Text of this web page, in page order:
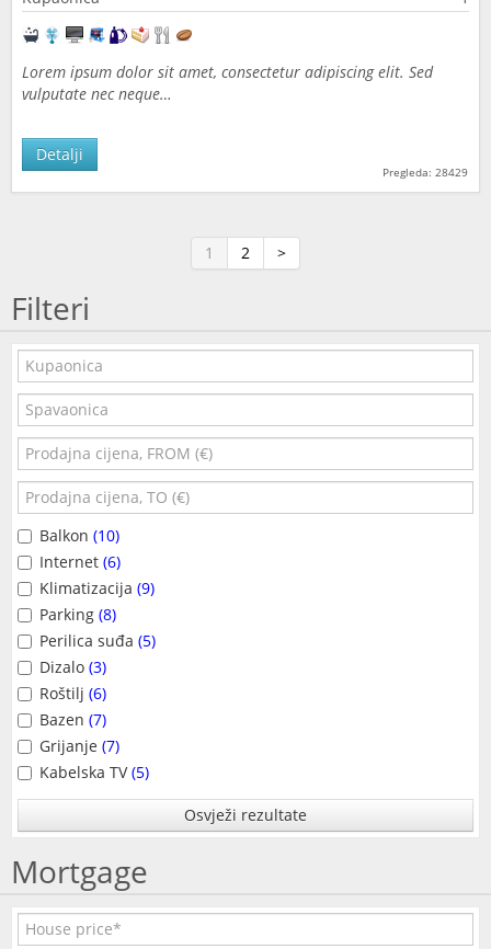
Lorem ipsum dolor sit amet, consectetur adipiscing elit. Sed
vulputate nec neque…
Pregleda: 28429
Detalji
1 2 >
Filteri
Balkon (10)
Internet (6)
Klimatizacija (9)
Parking (8)
Perilica suđa (5)
Dizalo (3)
Roštilj (6)
Bazen (7)
Grijanje (7)
Kabelska TV(5)
Osvježi rezultate
Mortgage